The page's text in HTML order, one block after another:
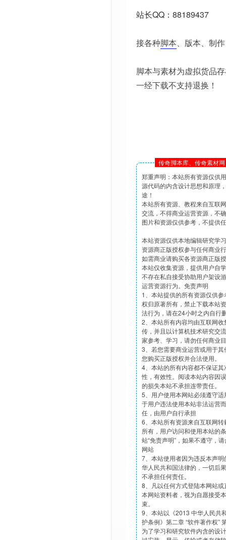
站长QQ：88189437
接各种脚本、版本、制
脚本与素材为虚拟货品
一经下载不支持退换！
传奇脚本库、传奇素材
郑重声明：本站所有资源仅供
源代码的内含设计思想和原理
途！
本站所有资源、教程来自互联
交流，不得商业运营资源，不
图片和资源仅供参考，不提供
本站资源仅供本地编辑研究学
资源商正版授权参与任何商业
如需商业请购买各资源商正版
本站仅收集资源，提供用户自
不存在私自接受协助用户架设
运营资源行为。免责声明
1、本站提供的所有资源仅供
权归原著所有，禁止下载本站
法行为，请在24小时之内自行
2、本站所有内容均由互联网
传，并且以计算机技术研究交
家参考、学习，请勿任何商业
3、若您需要商业运营或用于
您购买正版授权并合法使用。
4、本站的所有内容都不保证
性，有效性。阅读本站内容因
的损失本站不承担连带责任。
5、用户使用本网站必须遵守
于用户违法使用本站非法运营
任，由用户自行承担
6、本站所有资源来自互联网
所有，用户访问和使用本站的
站“免责声明”，如果不遵守，
网站
7、本站使用者因为违反本声
华人民共和国法律的，一切后
不承担任何责任。
8、凡以任何方式登陆本网站
本网站资料者，视为自愿接受
束。
9、本站以《2013 中华人民共
护条例》第二章 “软件著作权”
为了学习和研究软件内含的设